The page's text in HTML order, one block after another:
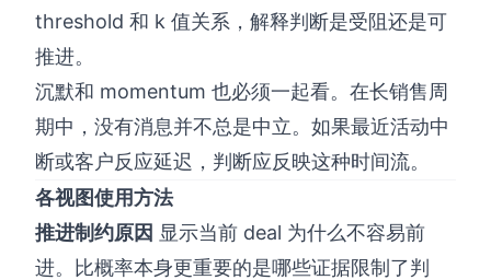
threshold 和 k 值关系，解释判断是受阻还是可
推进。
沉默和 momentum 也必须一起看。在长销售周
期中，没有消息并不总是中立。如果最近活动中
断或客户反应延迟，判断应反映这种时间流。
各视图使用方法
推进制约原因 显示当前 deal 为什么不容易前
进。比概率本身更重要的是哪些证据限制了判